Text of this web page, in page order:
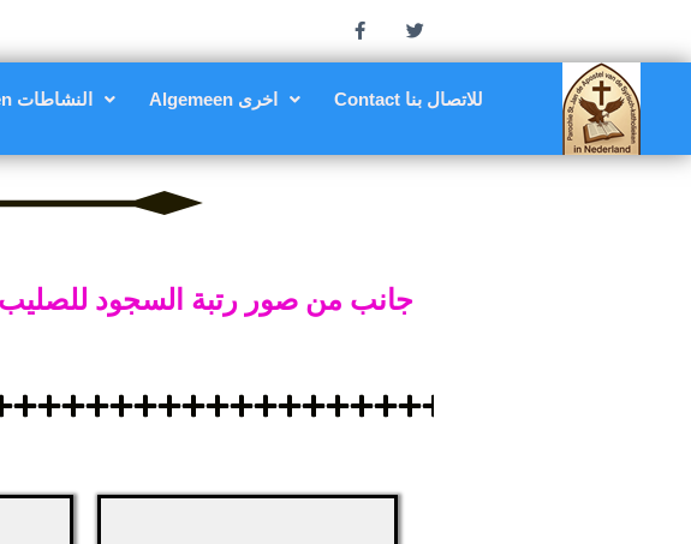
Activiteiten النشاطات Algemeen اخرى Contact للاتصال بنا
جانب من صور رتبة السجود للصليب